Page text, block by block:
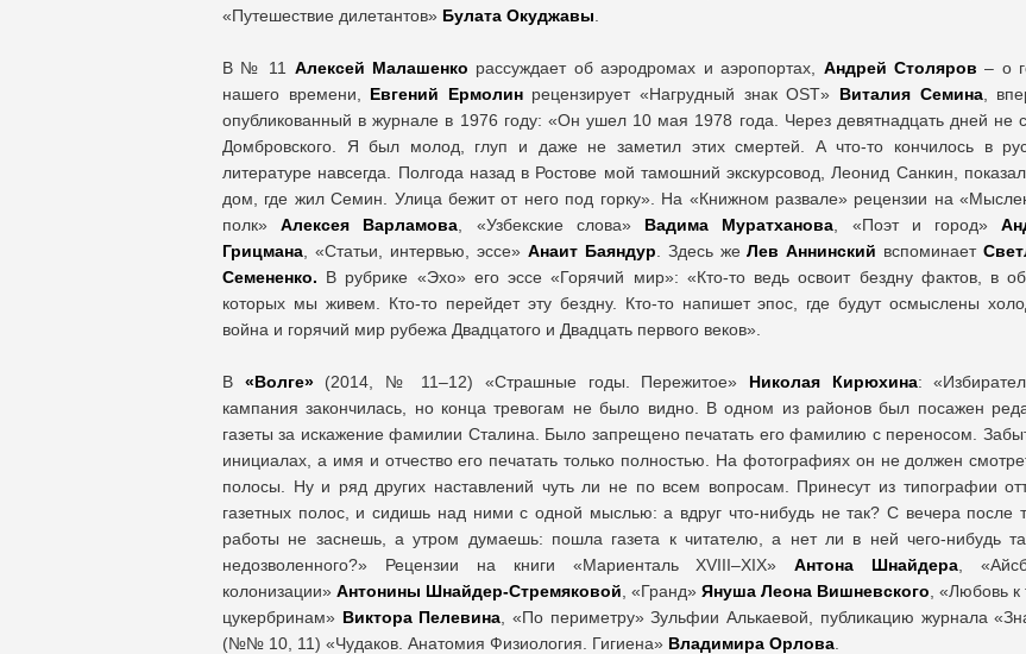
«Путешествие дилетантов» Булата Окуджавы
В № 11 Алексей Малашенко рассуждает об аэродромах и аэропортах, Андрей Столяров – о
нашего времени, Евгений Ермолинрецензирует «Нагрудный знак OST» Виталия Семина,
опубликованный в журнале в 1976 году: «Он ушел 10 мая 1978 года. Через девятнадцать дней не
Домбровского. Я был молод, глуп и даже не заметил этих смертей. А что-то кончилось в
литературе навсегда. Полгода назад в Ростове мой тамошний экскурсовод, Леонид Санкин,
дом, где жил Семин. Улица бежит от него под горку». На «Книжном развале» рецензии на
полк»Алексея Варламова , «Узбекские слова» Вадима Муратханова , «Поэт и город»
Грицмана , «Статьи, интервью, эссе» Анаит Баяндур . Здесь жеЛев Аннинский вспоминает
Семененко. В рубрике «Эхо» его эссе «Горячий мир»: «Кто-то ведь освоит бездну фактов, в
которых мы живем. Кто-то перейдет эту бездну. Кто-то напишет эпос, где будут осмыслены
война и горячий мир рубежа Двадцатого и Двадцать первого веков».
В «Волге» (2014, № 11–12) «Страшные годы. Пережитое» Николая Кирюхина:
кампания закончилась, но конца тревогам не было видно. В одном из районов был посажен
газеты за искажение фамилии Сталина. Было запрещено печатать его фамилию с переносом.
инициалах, а имя и отчество его печатать только полностью. На фотографиях он не должен
полосы. Ну и ряд других наставлений чуть ли не по всем вопросам. Принесут из типографии
газетных полос, и сидишь над ними с одной мыслью: а вдруг что-нибудь не так? С вечера после
работы не заснешь, а утром думаешь: пошла газета к читателю, а нет ли в ней чего-нибудь
недозволенного?» Рецензии на книги «Мариенталь ХVIII–ХIХ»Антона Шнайдера ,
колонизации»Антонины Шнайдер-Стремяковой , «Гранд»Януша Леона Вишневского , «Любовь к
цукербринам» Виктора Пелевина , «По периметру» Зульфии Алькаевой, публикацию журнала
(№№ 10, 11) «Чудаков. Анатомия Физиология. Гигиена» Владимира Орлова